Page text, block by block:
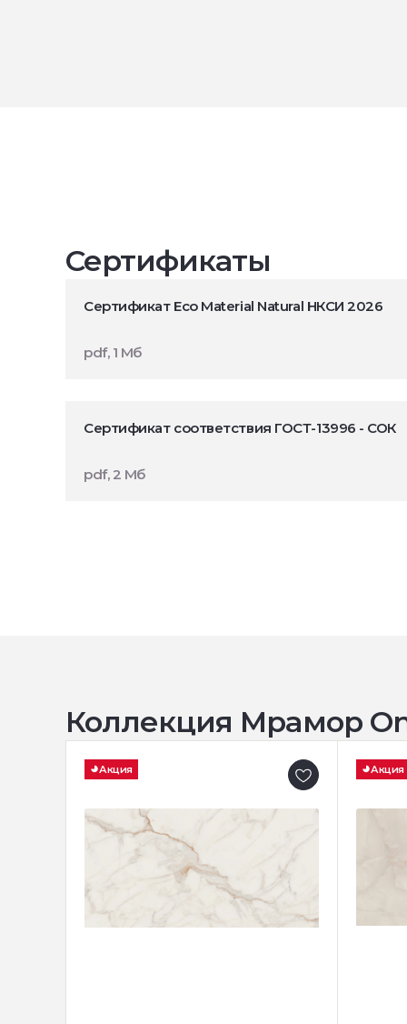
Сертификаты
Сертификат Eco Material Natural НКСИ 2026
pdf, 1 Мб
Сертификат соответствия ГОСТ-13996 - СОК
pdf, 2 Мб
Коллекция Мрамор
Акция Акция